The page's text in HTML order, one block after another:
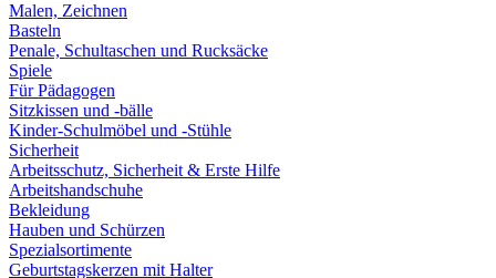
Malen, Zeichnen
Basteln
Penale, Schultaschen und Rucksäcke
Spiele
Für Pädagogen
Sitzkissen und -bälle
Kinder-Schulmöbel und -Stühle
Sicherheit
Arbeitsschutz, Sicherheit & Erste Hilfe
Arbeitshandschuhe
Bekleidung
Hauben und Schürzen
Spezialsortimente
Geburtstagskerzen mit Halter